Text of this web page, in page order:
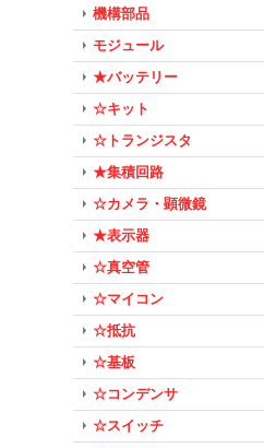
機構部品
モジュール
★バッテリー
☆キット
☆トランジスタ
★集積回路
☆カメラ・顕微鏡
★表示器
☆真空管
☆マイコン
☆抵抗
☆基板
☆コンデンサ
☆スイッチ